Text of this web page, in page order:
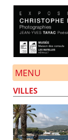
MENU
VILLES